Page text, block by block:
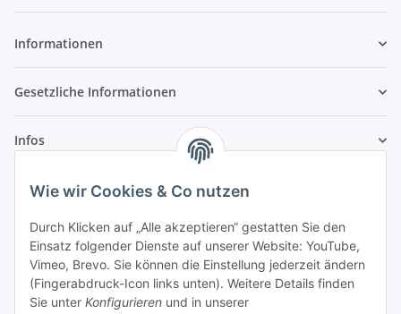
Wie wir Cookies & Co nutzen
Durch Klicken auf „Alle akzeptieren“ gestatten Sie den
Einsatz folgender Dienste auf unserer Website: YouTube,
Vimeo, Brevo. Sie können die Einstellung jederzeit ändern
(Fingerabdruck-Icon links unten). Weitere Details finden
Sie unter Konfigurieren und in unserer
Informationen
Gesetzliche Informationen
Infos
Laden - Öffnungszeiten:
Montag 09:00Uhr bis
16:00 Uhr
Dienstag
09:00 Uhr bis
17:00 Uhr
Mittwoch
09:00 Uhr bis 16:00 Uhr
Donnerstag
09:00 Uhr bis 17:00 Uhr